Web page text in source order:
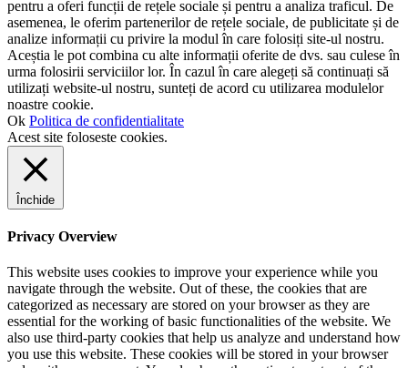
pentru a oferi funcții de rețele sociale și pentru a analiza traficul. De
asemenea, le oferim partenerilor de rețele sociale, de publicitate și de
analize informații cu privire la modul în care folosiți site-ul nostru.
Aceștia le pot combina cu alte informații oferite de dvs. sau culese în
urma folosirii serviciilor lor. În cazul în care alegeți să continuați să
utilizați website-ul nostru, sunteți de acord cu utilizarea modulelor
noastre cookie.
Ok Politica de confidentialitate
Acest site foloseste cookies.
Închide
Privacy Overview
This website uses cookies to improve your experience while you
navigate through the website. Out of these, the cookies that are
categorized as necessary are stored on your browser as they are
essential for the working of basic functionalities of the website. We
also use third-party cookies that help us analyze and understand how
you use this website. These cookies will be stored in your browser